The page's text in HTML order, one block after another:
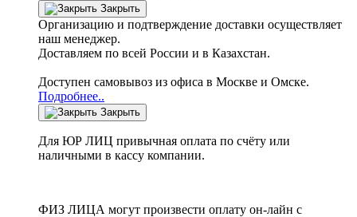
Закрыть
Организацию и подтверждение доставки осуществляет
наш менеджер.
Доставляем по всей России и в Казахстан.
Доступен самовывоз из офиса в Москве и Омске.
Подробнее..
Закрыть
Для ЮР ЛИЦ привычная оплата по счёту или
наличными в кассу компании.
ФИЗ ЛИЦА могут произвести оплату он-лайн с